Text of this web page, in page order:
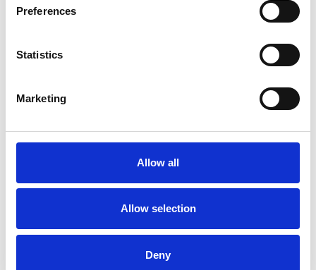
Preferences
Statistics
Marketing
Allow all
Allow selection
Deny
et hurtigt overblik om
være gode for din hest.
tandspidser, tandkroge
Union
samme stand i
Vi glæder os igen i år til
Nyhed fra NAF -
HealthE.
Antioxidant
support for
stærke, smidige